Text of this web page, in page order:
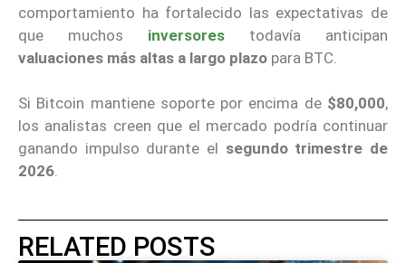
comportamiento ha fortalecido las expectativas de
que muchos inversores
todavía anticipan
valuaciones más altas a largo plazo para BTC.
Si Bitcoin mantiene soporte por encima de $80,000,
los analistas creen que el mercado podría continuar
ganando impulso durante el segundo trimestre de
2026.
RELATED POSTS